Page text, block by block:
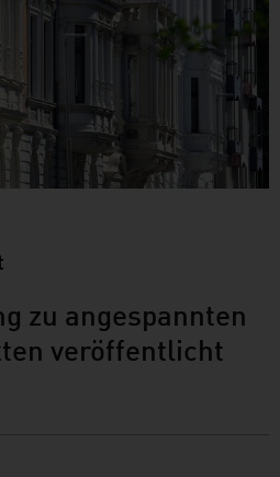
zu angespannten
veröffentlicht